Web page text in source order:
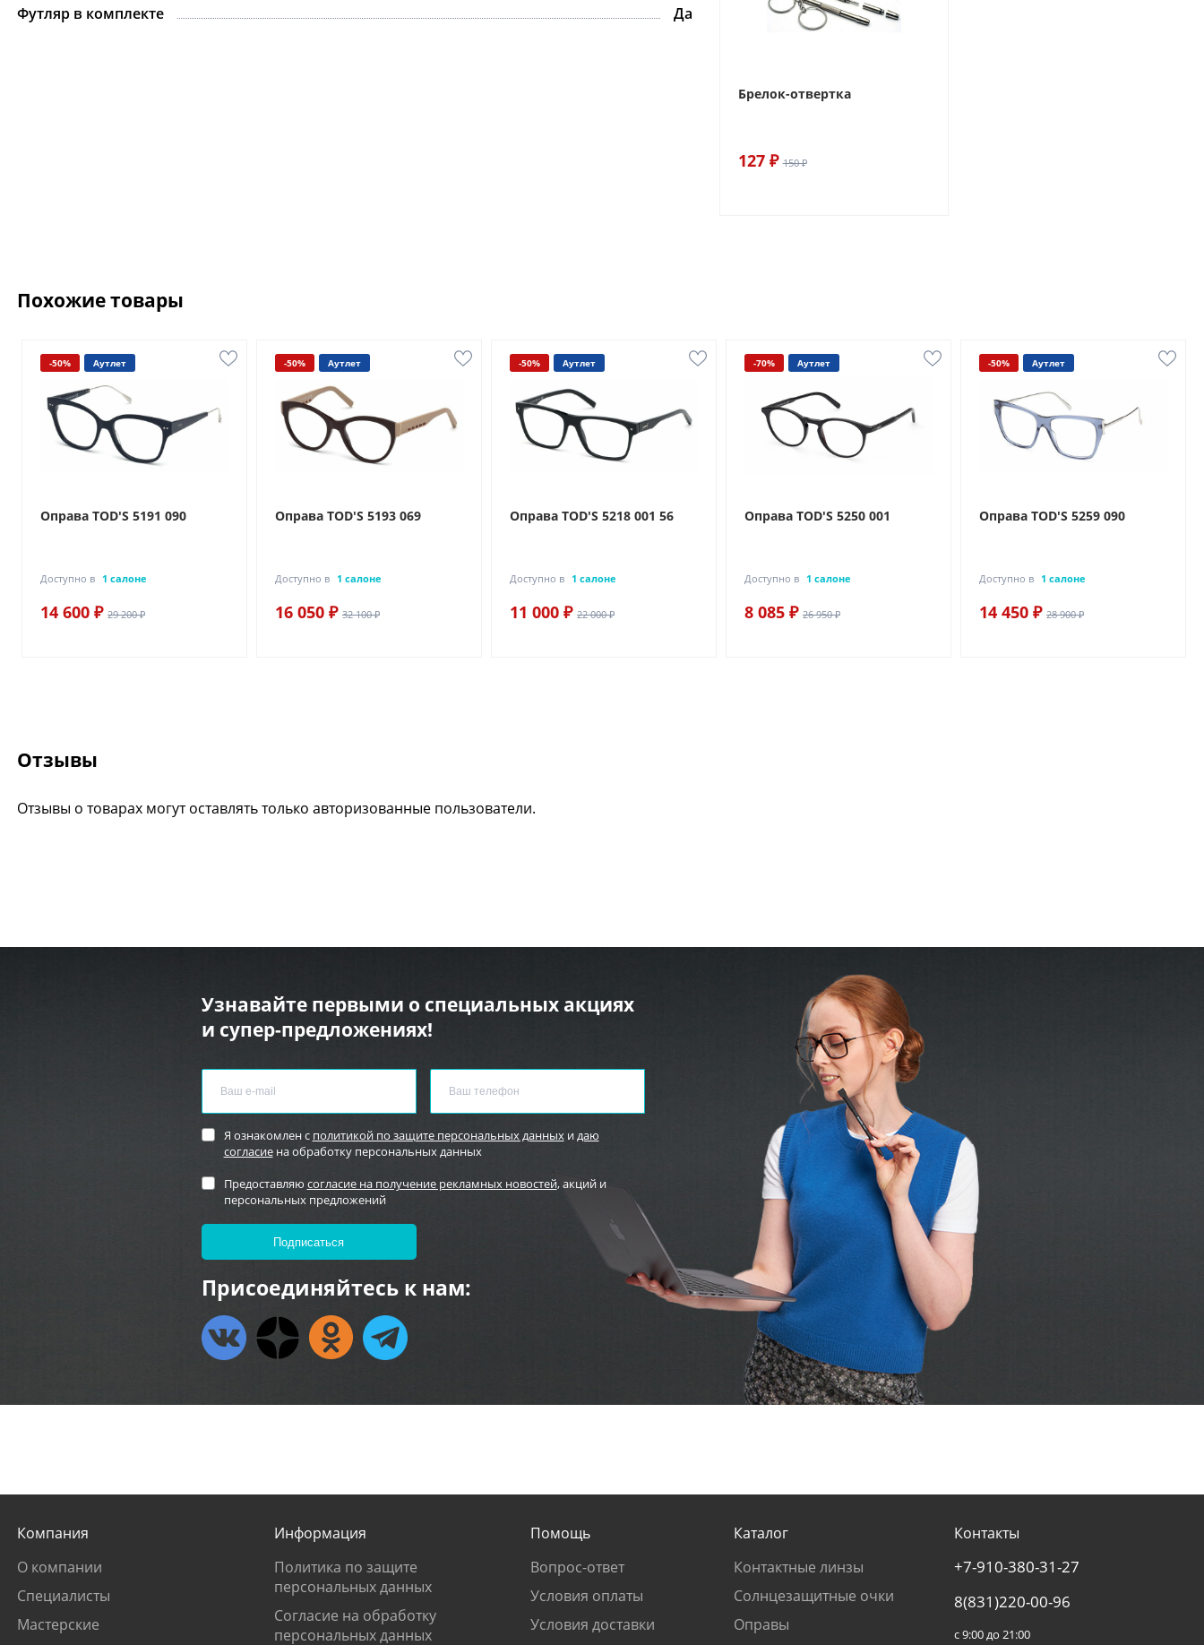
Футляр в комплекте
Да
Брелок-отвертка
127 ₽ 150 ₽
Похожие товары
-50% Аутлет
Оправа TOD'S 5191 090
Доступно в 1 салоне
14 600 ₽ 29 200 ₽
-50% Аутлет
Оправа TOD'S 5193 069
Доступно в 1 салоне
16 050 ₽ 32 100 ₽
-50% Аутлет
Оправа TOD'S 5218 001 56
Доступно в 1 салоне
11 000 ₽ 22 000 ₽
-70% Аутлет
Оправа TOD'S 5250 001
Доступно в 1 салоне
8 085 ₽ 26 950 ₽
-50% Аутлет
Оправа TOD'S 5259 090
Доступно в 1 салоне
14 450 ₽ 28 900 ₽
Отзывы
Отзывы о товарах могут оставлять только авторизованные пользователи.
Узнавайте первыми о специальных акциях
и супер-предложениях!
Я ознакомлен с политикой по защите персональных данныхи даю
согласиена обработку персональных данных
Предоставляю согласие на получение рекламных новостей, акций и
персональных предложений
Присоединяйтесь к нам:
Компания
О компании
Специалисты
Мастерские
Информация
Политика по защите
персональных данных
Согласие на обработку
персональных данных
Помощь
Вопрос-ответ
Условия оплаты
Условия доставки
Каталог
Контактные линзы
Солнцезащитные очки
Оправы
Контакты
+7-910-380-31-27
8(831)220-00-96
с 9:00 до 21:00